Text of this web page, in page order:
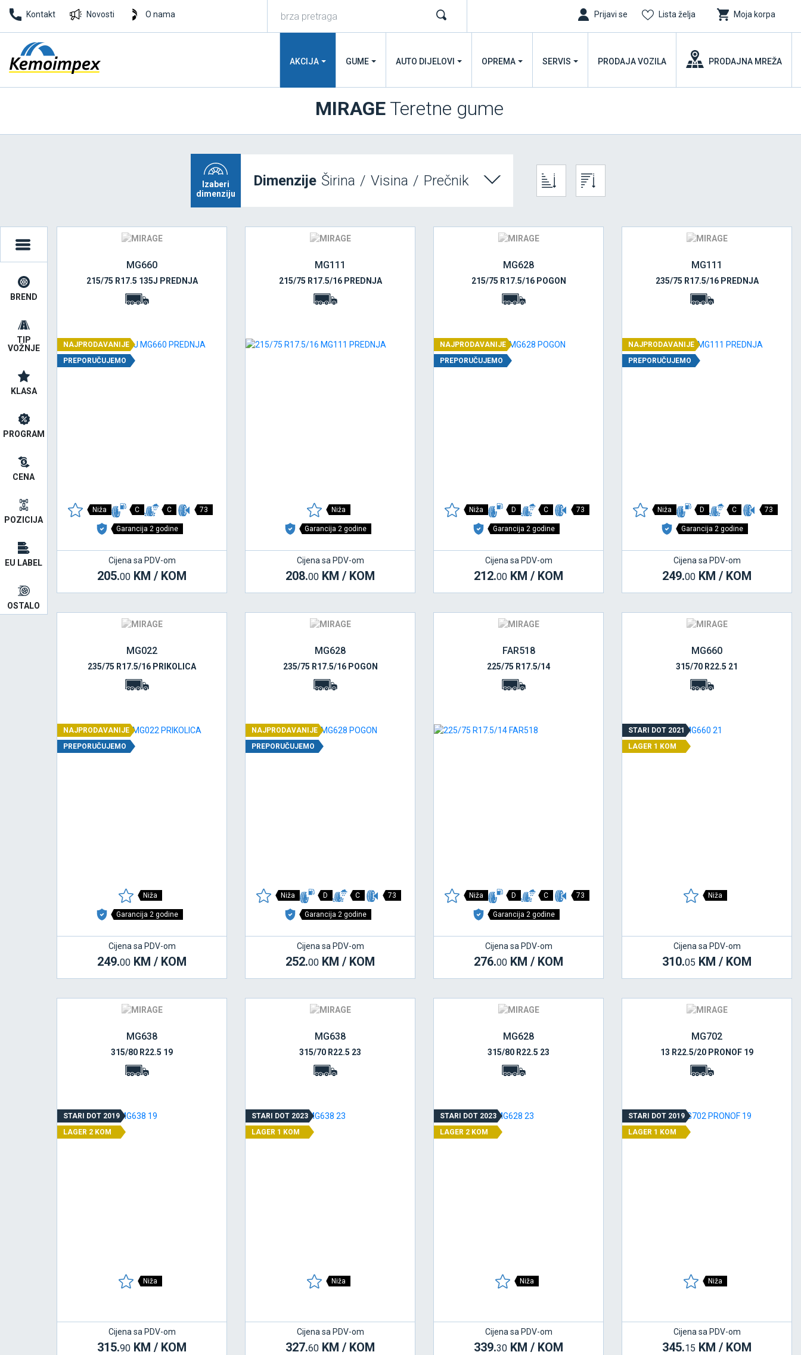
Kontakt Novosti O nama Prijavi se Lista želja Moja korpa
AKCIJA GUME AUTO DIJELOVI OPREMA SERVIS PRODAJA VOZILA PRODAJNA MREŽA
MIRAGE Teretne gume
Izaberi
dimenziju
Dimenzije Širina / Visina / Prečnik
BREND
TIP
VOŽNJE
KLASA
PROGRAM
CENA
POZICIJA
EU LABEL
OSTALO
MG660
215/75 R17.5 135J PREDNJA
NAJPRODAVANIJE
PREPORUČUJEMO
Niža C C 73
Garancija 2 godine
Cijena sa PDV-om
205.00 KM / KOM
MG111
215/75 R17.5/16 PREDNJA
Niža
Garancija 2 godine
Cijena sa PDV-om
208.00 KM / KOM
MG628
215/75 R17.5/16 POGON
NAJPRODAVANIJE
PREPORUČUJEMO
Niža D C 73
Garancija 2 godine
Cijena sa PDV-om
212.00 KM / KOM
MG111
235/75 R17.5/16 PREDNJA
NAJPRODAVANIJE
PREPORUČUJEMO
Niža D C 73
Garancija 2 godine
Cijena sa PDV-om
249.00 KM / KOM
MG022
235/75 R17.5/16 PRIKOLICA
NAJPRODAVANIJE
PREPORUČUJEMO
Niža
Garancija 2 godine
Cijena sa PDV-om
249.00 KM / KOM
MG628
235/75 R17.5/16 POGON
NAJPRODAVANIJE
PREPORUČUJEMO
Niža D C 73
Garancija 2 godine
Cijena sa PDV-om
252.00 KM / KOM
FAR518
225/75 R17.5/14
Niža D C 73
Garancija 2 godine
Cijena sa PDV-om
276.00 KM / KOM
MG660
315/70 R22.5 21
STARI DOT 2021
LAGER 1 KOM
Niža
Cijena sa PDV-om
310.05 KM / KOM
MG638
315/80 R22.5 19
STARI DOT 2019
LAGER 2 KOM
Niža
Cijena sa PDV-om
315.90 KM / KOM
MG638
315/70 R22.5 23
STARI DOT 2023
LAGER 1 KOM
Niža
Cijena sa PDV-om
327.60 KM / KOM
MG628
315/80 R22.5 23
STARI DOT 2023
LAGER 2 KOM
Niža
Cijena sa PDV-om
339.30 KM / KOM
MG702
13 R22.5/20 PRONOF 19
STARI DOT 2019
LAGER 1 KOM
Niža
Cijena sa PDV-om
345.15 KM / KOM